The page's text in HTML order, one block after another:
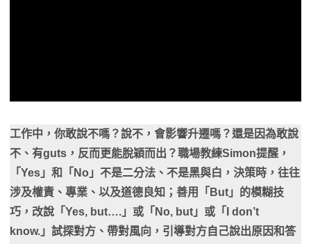
工作中，你敢說不嗎？說不，會影響升遷嗎？還是因為敢說
不、有guts，反而更能脫穎而出？職場教練Simon提醒，
「Yes」和「No」不是二分法、不是黑與白，決策時，往往
涉及權責、專業、以及道德良知；善用「But」的模糊技
巧，改說「Yes, but….」或「No, but」或「I don’t
know.」試探對方、帶對風向，引導對方自己說出原因和答